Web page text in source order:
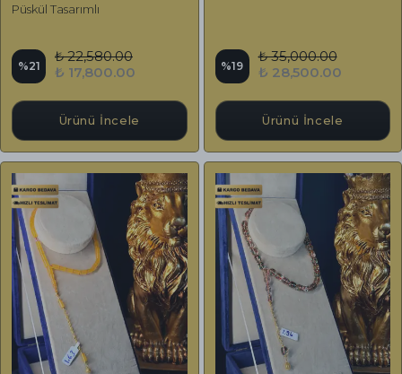
Püskül Tasarımlı
%21
₺ 22,580.00
₺ 17,800.00
Ürünü İncele
%19
₺ 35,000.00
₺ 28,500.00
Ürünü İncele